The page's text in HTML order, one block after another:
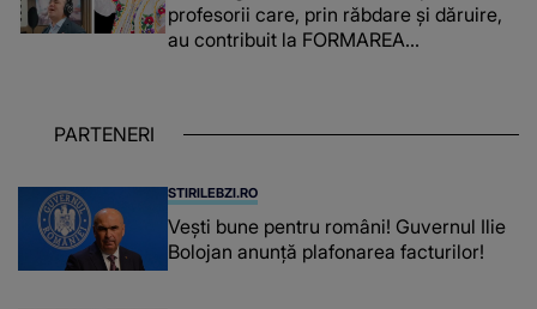
profesorii care, prin răbdare și dăruire,
au contribuit la FORMAREA
chiar și după trecerea anilor: "De
PARTENERI
STIRILEBZI.RO
Vești bune pentru români! Guvernul Ilie
Bolojan anunță plafonarea facturilor!